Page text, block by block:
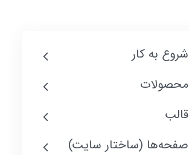
شروع به کار
محصولات
قالب
صفحه‌ها (ساختار سایت)